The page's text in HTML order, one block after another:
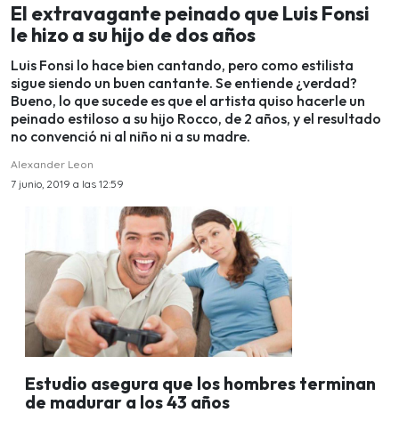
El extravagante peinado que Luis Fonsi
le hizo a su hijo de dos años
Luis Fonsi lo hace bien cantando, pero como estilista
sigue siendo un buen cantante. Se entiende ¿verdad?
Bueno, lo que sucede es que el artista quiso hacerle un
peinado estiloso a su hijo Rocco, de 2 años, y el resultado
no convenció ni al niño ni a su madre.
Alexander Leon
7 junio, 2019 a las 12:59
Estudio asegura que los hombres terminan
de madurar a los 43 años